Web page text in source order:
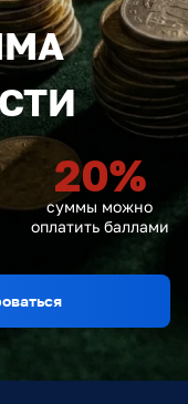
20%
суммы можно
оплатить баллами